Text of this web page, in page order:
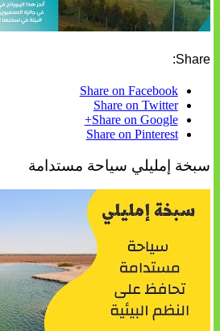
Share:
Share on Facebook
Share on Twitter
Share on Google+
Share on Pinterest
سبخة إمليلي سياحة مستدامة